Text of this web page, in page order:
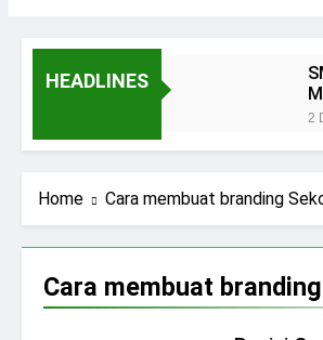
HEADLINES
2
2
Home Cara membuat branding
Cara membuat